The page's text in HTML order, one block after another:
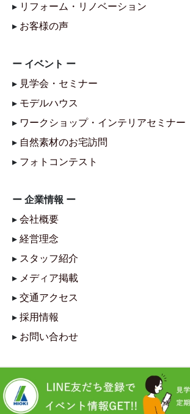
▸ リフォーム・リノベーション
▸ お客様の声
ー イベント ー
▸ 見学会・セミナー
▸ モデルハウス
▸ ワークショップ・インテリアセミナー
▸ 自然素材のお宅訪問
▸ フォトコンテスト
ー 企業情報 ー
▸ 会社概要
▸ 経営理念
▸ スタッフ紹介
▸ メディア掲載
▸ 交通アクセス
▸ 採用情報
▸ お問い合わせ
Copyright © 明石市注文住宅 日置建設 All